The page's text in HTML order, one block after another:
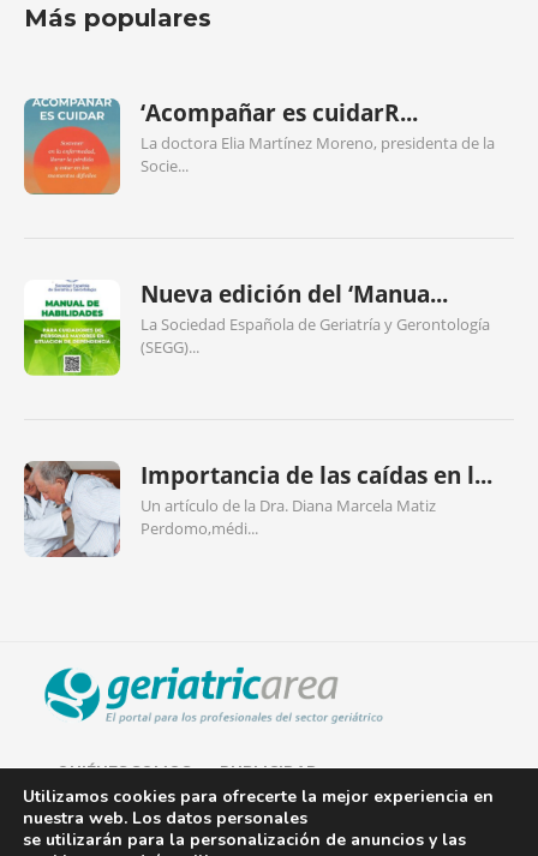
Más populares
‘Acompañar es cuidarR...
La doctora Elia Martínez Moreno, presidenta de la
Socie...
Nueva edición del ‘Manua...
La Sociedad Española de Geriatría y Gerontología
(SEGG)...
Importancia de las caídas en l...
Un artículo de la Dra. Diana Marcela Matiz
Perdomo,médi...
QUIÉNES SOMOS PUBLICIDAD
AVISO LEGAL
Utilizamos cookies para ofrecerte la mejor experiencia en
nuestra web. Los datos personales
se utilizarán para la personalización de anuncios y las